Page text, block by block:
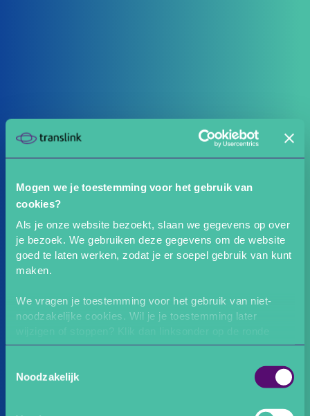
Mogen we je toestemming voor het gebruik van
cookies?
Als je onze website bezoekt, slaan we gegevens op over
je bezoek. We gebruiken deze gegevens om de website
goed te laten werken, zodat je er soepel gebruik van kunt
maken.
We vragen je toestemming voor het gebruik van niet-
noodzakelijke cookies. Wil je je toestemming later
wijzigen of stoppen? Klik dan linksonder op de ronde
knop voor je cookie-instellingen.
Wij zijn Trans Link Systems BV, het bedrijf achter OV-
lees je
hoe we omgaan met je persoonlijke gegevens. Hier lees
Noodzakelijk